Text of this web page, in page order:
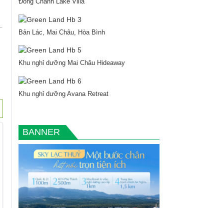
Bản Lác, Mai Châu, Hòa Bình
Khu nghỉ dưỡng Mai Châu Hideaway
Khu nghỉ dưỡng Avana Retreat
BANNER